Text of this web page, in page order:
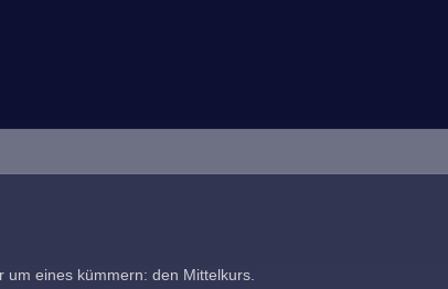
eines kümmern: den Mittelkurs.